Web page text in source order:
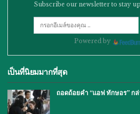
Subscribe our newsletter to stay
Powered by
เป็นที่นิยมมากที่สุด
ถอดถ้อยคำ “แอฟ ทักษอร” ก